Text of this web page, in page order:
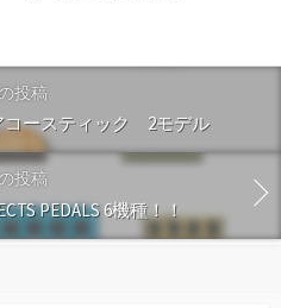
投稿
コースティック 2モデル
投稿
PEDALS 6機種！！